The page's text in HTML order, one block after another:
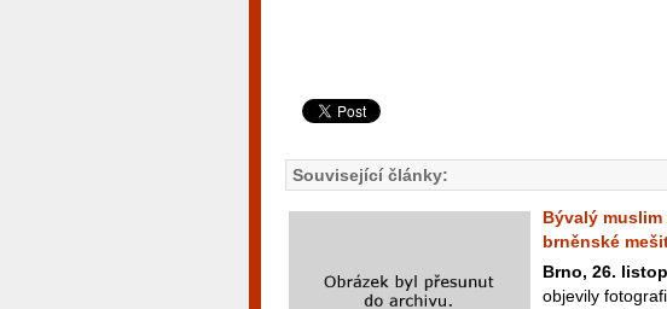
Související články:
Bývalý
brněnské
Brno, 26.
objevily